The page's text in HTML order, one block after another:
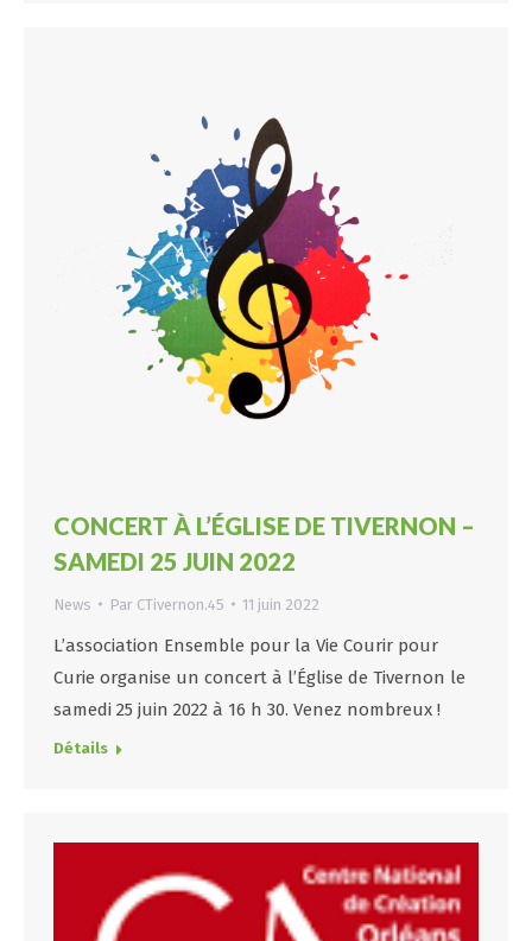
CONCERT À L’ÉGLISE DE TIVERNON –
SAMEDI 25 JUIN 2022
News Par CTivernon.45 11 juin 2022
L’association Ensemble pour la Vie Courir pour
Curie organise un concert à l’Église de Tivernon le
samedi 25 juin 2022 à 16 h 30. Venez nombreux !
Détails